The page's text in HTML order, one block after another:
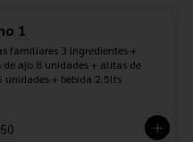
1
familiares 3 ingredientes +
de ajo 8 unidades + alitas de
unidades + bebida 2.5lts